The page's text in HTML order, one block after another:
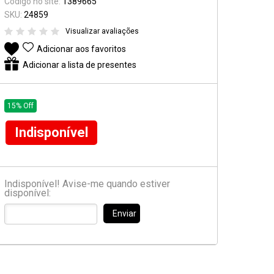
Pedal & Pedaleira
Captadores
Diversos
SKU: 24859
Visualizar avaliações
Adicionar aos favoritos
Adicionar a lista de presentes
15% Off
Indisponível
Indisponível! Avise-me quando estiver
disponível:
Enviar